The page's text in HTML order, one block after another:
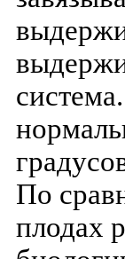
По
плодах